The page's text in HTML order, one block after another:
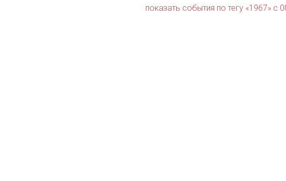
показать события по тегу «1967» c